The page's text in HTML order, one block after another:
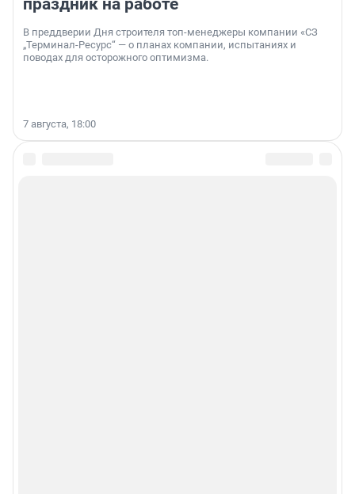
праздник на работе
В преддверии Дня строителя топ-менеджеры компании «СЗ
„Терминал-Ресурс“ — о планах компании, испытаниях и
поводах для осторожного оптимизма.
7 августа, 18:00